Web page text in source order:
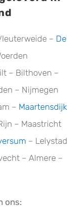
– De
– Bilthoven –
– Nijmegen
– Maartensdijk
– Maastricht
– Lelystad
– Almere –
ons: